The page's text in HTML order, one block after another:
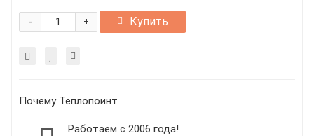
+
- Купить
Почему Теплопоинт
Работаем с 2006 года!